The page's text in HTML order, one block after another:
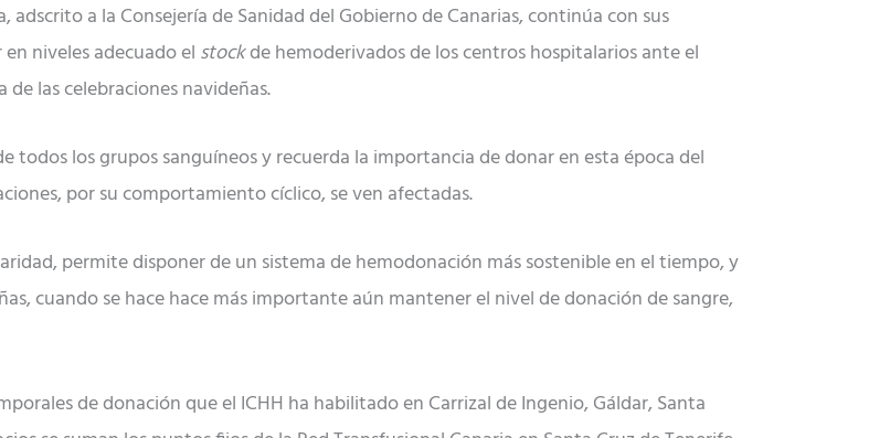
a la Consejería de Sanidad del Gobierno de Canarias, continúa con sus
niveles adecuado el stockde hemoderivados de los centros hospitalarios ante el
las celebraciones navideñas.
todos los grupos sanguíneos y recuerda la importancia de donar en esta época del
por su comportamiento cíclico, se ven afectadas.
permite disponer de un sistema de hemodonación más sostenible en el tiempo, y
cuando se hace hace más importante aún mantener el nivel de donación de sangre,
de donación que el ICHH ha habilitado en Carrizal de Ingenio, Gáldar, Santa